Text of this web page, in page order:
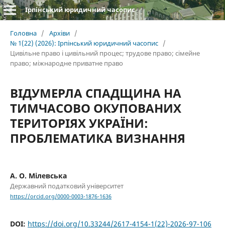
Ірпінський юридичний часопис
Головна / Архіви /
№ 1(22) (2026): Ірпінський юридичний часопис /
Цивільне право і цивільний процес; трудове право; сімейне
право; міжнародне приватне право
ВІДУМЕРЛА СПАДЩИНА НА
ТИМЧАСОВО ОКУПОВАНИХ
ТЕРИТОРІЯХ УКРАЇНИ:
ПРОБЛЕМАТИКА ВИЗНАННЯ
А. О. Мілевська
Державний податковий університет
https://orcid.org/0000-0003-1876-1636
DOI: https://doi.org/10.33244/2617-4154-1(22)-2026-97-106